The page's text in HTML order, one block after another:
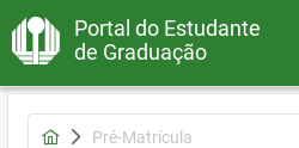
Portal do Estudante
de Graduação
Pré-Matrícula